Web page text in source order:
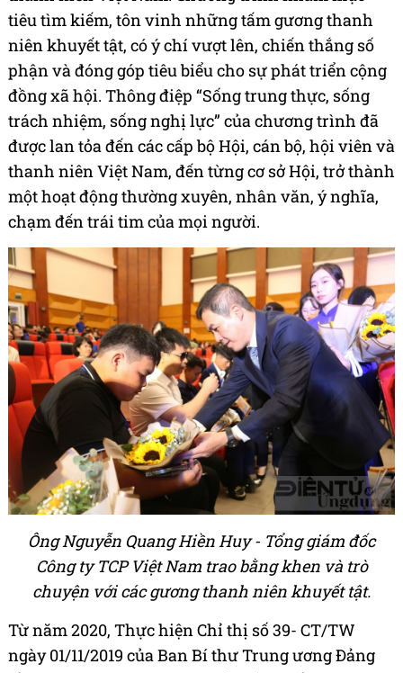
tiêu tìm kiếm, tôn vinh những tấm gương thanh
niên khuyết tật, có ý chí vượt lên, chiến thắng số
phận và đóng góp tiêu biểu cho sự phát triển cộng
đồng xã hội. Thông điệp “Sống trung thực, sống
trách nhiệm, sống nghị lực” của chương trình đã
được lan tỏa đến các cấp bộ Hội, cán bộ, hội viên và
thanh niên Việt Nam, đến từng cơ sở Hội, trở thành
một hoạt động thường xuyên, nhân văn, ý nghĩa,
chạm đến trái tim của mọi người.
Ông Nguyễn Quang Hiền Huy - Tổng giám đốc
Công ty TCP Việt Nam trao bằng khen và trò
chuyện với các gương thanh niên khuyết tật.
Từ năm 2020, Thực hiện Chỉ thị số 39- CT/TW
ngày 01/11/2019 của Ban Bí thư Trung ương Đảng